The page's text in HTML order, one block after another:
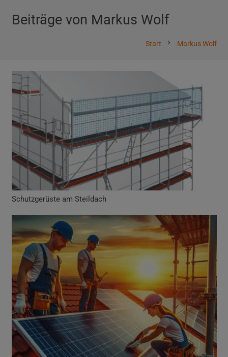
Beiträge von Markus Wolf
Start chevron_right Markus Wolf
Schutzgerüste am Steildach